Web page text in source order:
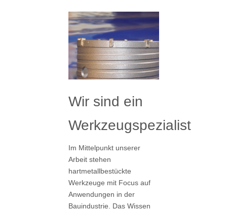
Wir sind ein
Werkzeugspezialist
Im Mittelpunkt unserer
Arbeit stehen
hartmetallbestückte
Werkzeuge mit Focus auf
Anwendungen in der
Bauindustrie. Das Wissen